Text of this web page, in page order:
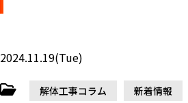
2024.11.19(Tue)
解体工事コラム 新着情報